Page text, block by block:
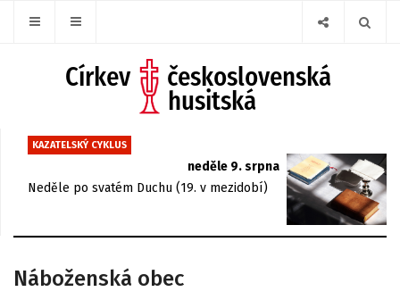
KAZATELSKÝ CYKLUS
neděle 9. srpna
Neděle po svatém Duchu (19. v mezidobí)
Náboženská obec